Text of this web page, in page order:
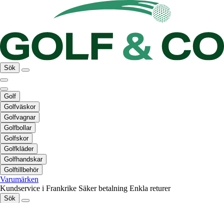
Sök
Golf
Golfväskor
Golfvagnar
Golfbollar
Golfskor
Golfkläder
Golfhandskar
Golftillbehör
Varumärken
Kundservice i Frankrike Säker betalning Enkla returer
Sök